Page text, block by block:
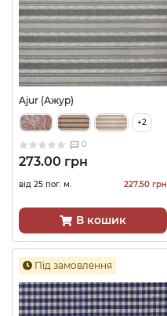
Ajur (Ажур)
+2
0
273.00 грн
від 25 пог. м. 227.50 грн
В кошик
Під замовлення